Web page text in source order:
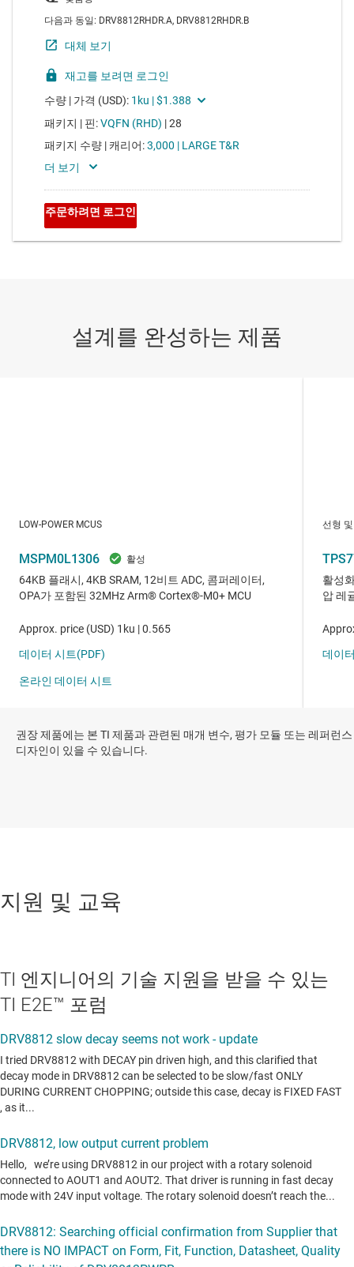
권장 제품에는 본 TI 제품과 관련된 매개 변수, 평가 모듈 또는 레퍼런스
디자인이 있을 수 있습니다.
지원 및 교육
TI 엔지니어의 기술 지원을 받을 수 있는
TI E2E™ 포럼